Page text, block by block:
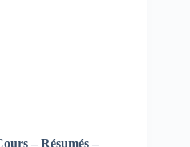
– Résumés –